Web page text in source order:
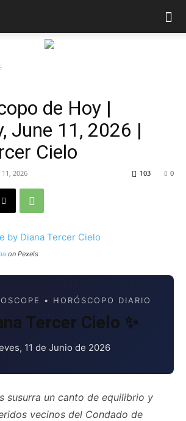
de Hoy |
June 11, 2026 |
Cielo
11, 2026 0
103
on Pexels
• HORÓSCOPO DIARIO
Tercer Cielo ✨
11 de Junio de 2026
susurra un canto de equilibrio y
vecinos del Condado de